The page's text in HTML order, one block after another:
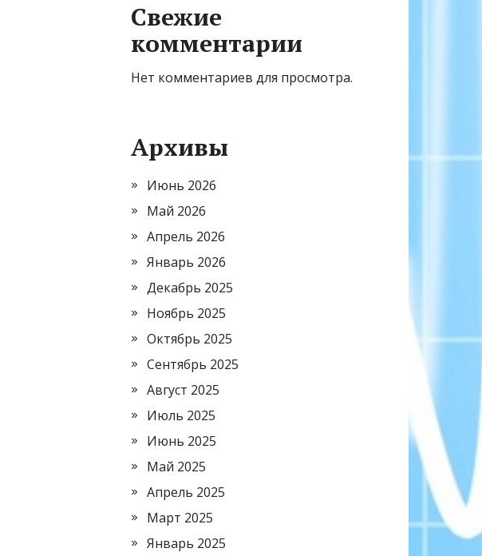
Свежие
комментарии
Нет комментариев для просмотра.
Архивы
Июнь 2026
Май 2026
Апрель 2026
Январь 2026
Декабрь 2025
Ноябрь 2025
Октябрь 2025
Сентябрь 2025
Август 2025
Июль 2025
Июнь 2025
Май 2025
Апрель 2025
Март 2025
Январь 2025